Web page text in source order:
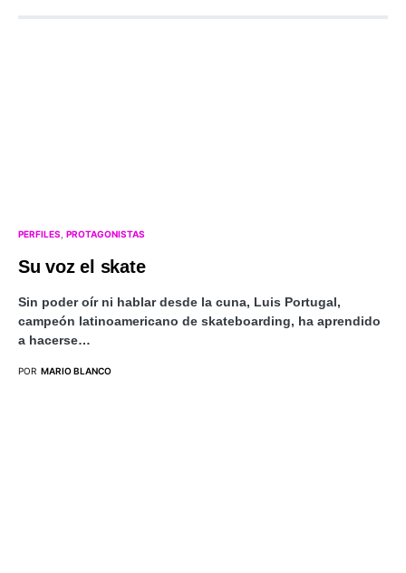
PERFILES PROTAGONISTAS
Su voz el skate
Sin poder oír ni hablar desde la cuna, Luis Portugal,
campeón latinoamericano de skateboarding, ha aprendido
a hacerse…
POR MARIO BLANCO